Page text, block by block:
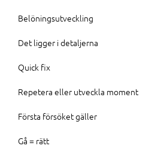
Belöningsutveckling
Det ligger i detaljerna
Quick fix
Repetera eller utveckla moment
Första försöket gäller
Gå = rätt